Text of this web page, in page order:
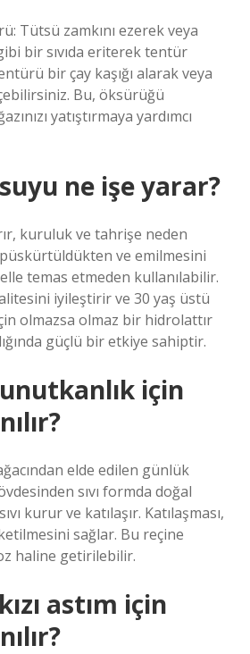
Tütsü zamkını ezerek veya
bir sıvıda eriterek tentür
bir çay kaşığı alarak veya
Bu, öksürüğü
yatıştırmaya yardımcı
ne işe yarar?
kuruluk ve tahrişe neden
ve emilmesini
temas etmeden kullanılabilir.
iyileştirir ve 30 yaş üstü
olmazsa olmaz bir hidrolattır
güçlü bir etkiye sahiptir.
için
elde edilen günlük
sıvı formda doğal
kurur ve katılaşır. Katılaşması,
sağlar. Bu reçine
haline getirilebilir.
astım için